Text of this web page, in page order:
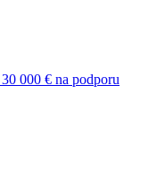
000 € na podporu